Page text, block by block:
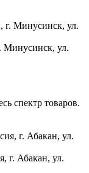
Минусинск, ул.
спектр товаров.
г. Абакан, ул.